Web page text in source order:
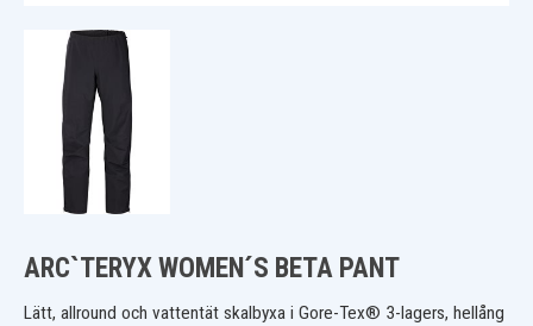
ARC`TERYX WOMEN´S BETA PANT
Lätt, allround och vattentät skalbyxa i Gore-Tex® 3-lagers, hellång